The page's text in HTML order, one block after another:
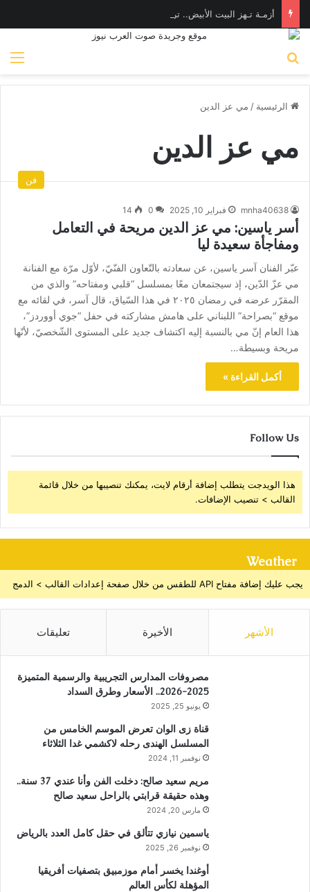
الرئيسية / مي عز الدين
مي عز الدين
فن
mnha40638 فبراير 10, 2025 0
14
أسر ياسين: مي عز الدين مريحة في التعامل
ومفاجأة سعيدة ليا
عبّر الفنان آسر ياسين، عن سعادته بالتّعاون الفنّيّ، لأوّل مرّة مع الفنانة
مي عزّ الدّين، إذ سيجتمعان معًا بمسلسل “قلبي ومفتاحه” والذي من
المقرّر عرضه في رمضان ٢٠٢٥ في هذا السّياق، قال آسر، في لقائه مع
موقع “بصراحة” اللبناني على هامش مشاركته في حفل “جوي أووردز”،
هذا العام إنّ مي بالنسبة إليه اكتشاف جديد على المستوى الشّخصيّ، لأنّها
مريحة وبسيطة…
أكمل القراءة »
Follow Us
هذا الويدجت يتطلب إضافة أرقام لايت، يمكنك تنصيبها من خلال قائمة
القالب > تنصيب الإضافات.
Weather
يجب عليك إضافة مفتاح API للطقس من خلال صفحة إعدادات القالب > الدمج
الأشهر الأخيرة تعليقات
مصروفات المدارس التجريبية والرسمية المتميزة
2025-2026.. الأسعار وطرق السداد
يونيو 25, 2025
قناة زى الوان تعرض الموسم الخامس من
المسلسل الهندى رحله لاكشمي غدا الثلاثاء
نوفمبر 11, 2024
مريم سعيد صالح: دخلت الفن وأنا عندي 37 سنة..
وهذه حقيقة قرابتي بالراحل سعيد صالح
مارس 20, 2024
ياسمين نيازي تتألق في حقل كامل العدد بالرياض
نوفمبر 26, 2025
أوغندا يخسر أمام موزمبيق بتصفيات أفريقيا
المؤهلة لكأس العالم